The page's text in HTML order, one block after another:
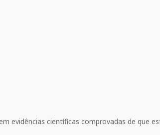
evidências científicas comprovadas de que